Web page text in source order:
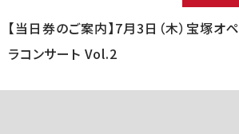
【当日券のご案内】7月3日（木）宝塚オペ
ラコンサート Vol.2